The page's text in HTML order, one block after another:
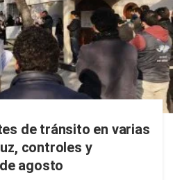
de tránsito en varias
controles y
agosto